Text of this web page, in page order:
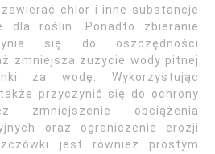
chlor i inne substancje
dla roślin. Ponadto zbieranie
się do oszczędności
zmniejsza zużycie wody pitnej
za wodę. Wykorzystując
przyczynić się do ochrony
zmniejszenie obciążenia
oraz ograniczenie erozji
jest również prostym